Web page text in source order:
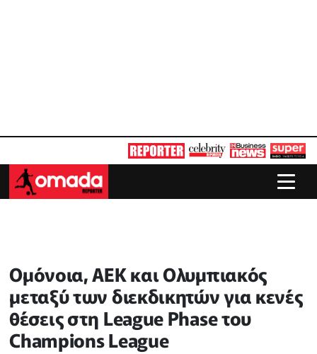
Ομόνοια, ΑΕΚ και Ολυμπιακός
μεταξύ των διεκδικητών για κενές
θέσεις στη League Phase του
Champions League